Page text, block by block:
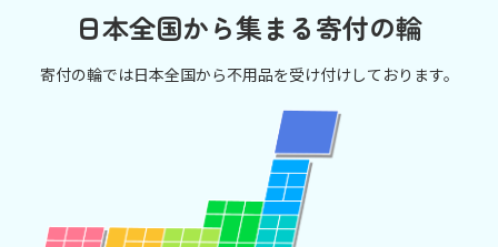
日本全国から集まる寄付の輪
寄付の輪では日本全国から不用品を受け付けしております。